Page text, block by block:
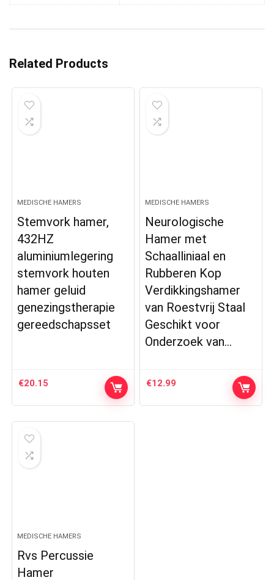
Related Products
MEDISCHE HAMERS
Stemvork hamer,
432HZ
aluminiumlegering
stemvork houten
hamer geluid
genezingstherapie
gereedschapsset
€20.15
MEDISCHE HAMERS
Neurologische
Hamer met
Schaalliniaal en
Rubberen Kop
Verdikkingshamer
van Roestvrij Staal
Geschikt voor
Onderzoek van…
€12.99
MEDISCHE HAMERS
Rvs Percussie
Hamer